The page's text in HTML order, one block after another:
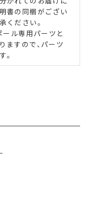
書の同梱がござい
ください｡
ル専用パーツと
ますので､パーツ
｡